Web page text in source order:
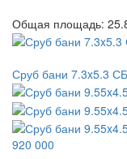
Общая площадь:
Сруб бани 7.3x5.3
920 000